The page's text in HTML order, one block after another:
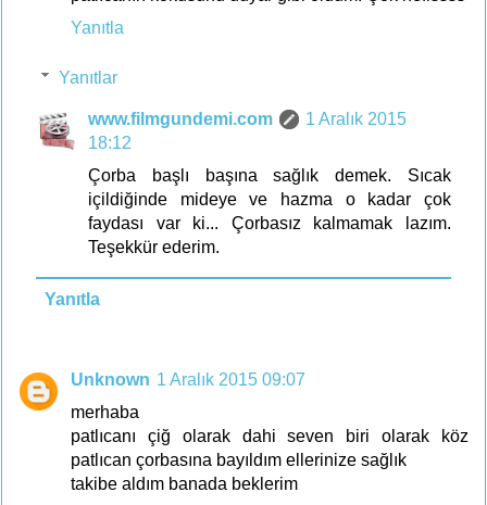
Yanıtla
Yanıtlar
www.filmgundemi.com
1 Aralık 2015
18:12
Çorba başlı başına sağlık demek. Sıcak
içildiğinde mideye ve hazma o kadar çok
faydası var ki... Çorbasız kalmamak lazım.
Teşekkür ederim.
Yanıtla
Unknown 1 Aralık 2015 09:07
merhaba
patlıcanı çiğ olarak dahi seven biri olarak köz
patlıcan çorbasına bayıldım ellerinize sağlık
takibe aldım banada beklerim